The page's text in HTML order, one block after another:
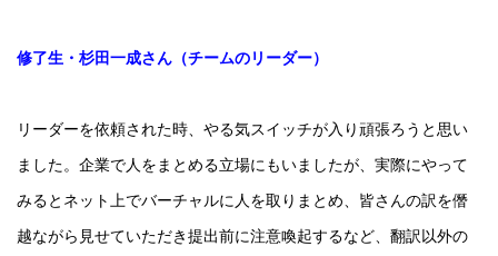
修了生・杉田一成さん（チームのリーダー）
リーダーを依頼された時、やる気スイッチが入り頑張ろうと思い
ました。企業で人をまとめる立場にもいましたが、実際にやって
みるとネット上でバーチャルに人を取りまとめ、皆さんの訳を僭
越ながら見せていただき提出前に注意喚起するなど、翻訳以外の